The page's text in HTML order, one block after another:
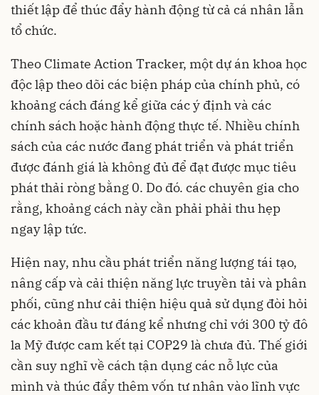
thiết lập để thúc đẩy hành động từ cả cá nhân lẫn
tổ chức.
Theo Climate Action Tracker, một dự án khoa học
độc lập theo dõi các biện pháp của chính phủ, có
khoảng cách đáng kể giữa các ý định và các
chính sách hoặc hành động thực tế. Nhiều chính
sách của các nước đang phát triển và phát triển
được đánh giá là không đủ để đạt được mục tiêu
phát thải ròng bằng 0. Do đó. các chuyên gia cho
rằng, khoảng cách này cần phải phải thu hẹp
ngay lập tức.
Hiện nay, nhu cầu phát triển năng lượng tái tạo,
nâng cấp và cải thiện năng lực truyền tải và phân
phối, cũng như cải thiện hiệu quả sử dụng đòi hỏi
các khoản đầu tư đáng kể nhưng chỉ với 300 tỷ đô
la Mỹ được cam kết tại COP29 là chưa đủ. Thế giới
cần suy nghĩ về cách tận dụng các nỗ lực của
mình và thúc đẩy thêm vốn tư nhân vào lĩnh vực